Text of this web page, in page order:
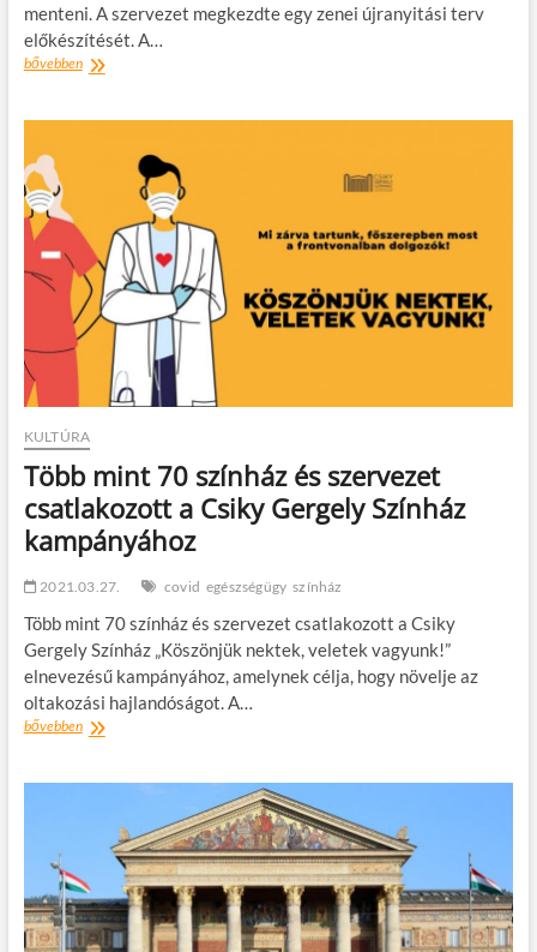
menteni. A szervezet megkezdte egy zenei újranyitási terv
előkészítését. A…
bővebbenHúszezer
KULTÚRA
Több mint 70 színház és szervezet
csatlakozott a Csiky Gergely Színház
kampányához
2021.03.27. covid egészségügy színház
Több mint 70 színház és szervezet csatlakozott a Csiky
Gergely Színház „Köszönjük nektek, veletek vagyunk!”
elnevezésű kampányához, amelynek célja, hogy növelje az
oltakozási hajlandóságot. A…
bővebbenTöbb
szervezet
csatlakozott
a
Csiky
Gergely
Színház